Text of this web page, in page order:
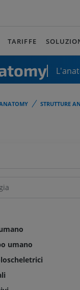
TARIFFE
STRUTTURE
umano